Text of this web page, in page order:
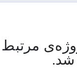
مرتبط
شد.